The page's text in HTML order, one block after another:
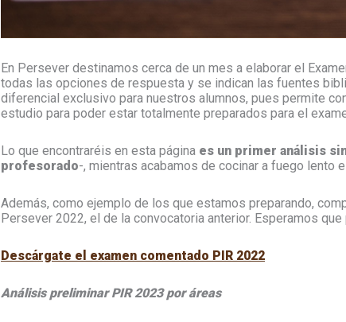
En Persever destinamos cerca de un mes a elaborar el
todas las opciones de respuesta y se indican las fuentes
diferencial exclusivo para nuestros alumnos, pues permite
estudio para poder estar totalmente preparados para el
Lo que encontraréis en esta página es un primer análisis
profesorado-, mientras acabamos de cocinar a fuego lento
Además, como ejemplo de los que estamos preparando,
Persever 2022, el de la convocatoria anterior. Esperamos
Descárgate el examen comentado PIR 2022
Análisis preliminar PIR 2023 por áreas